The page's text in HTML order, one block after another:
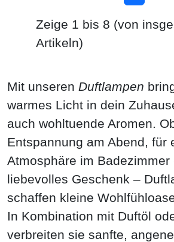
Zeige 1 bis 8 (von
Artikeln)
Mit unseren Duftlampen
warmes Licht in dein
auch wohltuende Aromen.
Entspannung am Abend, für
Atmosphäre im Badezimmer
liebevolles Geschenk –
schaffen kleine
In Kombination mit Duftöl
verbreiten sie sanfte,